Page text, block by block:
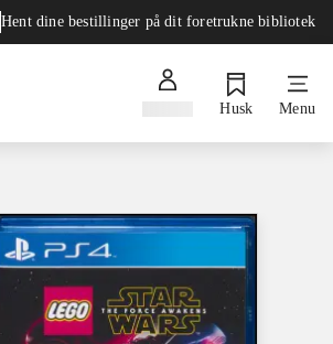
Hent dine bestillinger på dit foretrukne bibliotek
Husk Menu